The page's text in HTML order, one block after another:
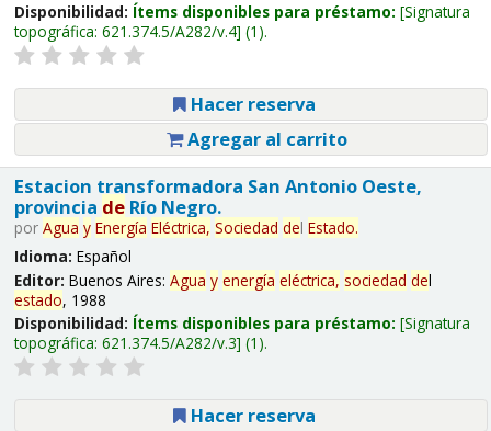
Disponibilidad: Ítems disponibles para préstamo: Signatura
topográfica: 621.374.5/A282/v.4 (1).
Hacer reserva
Agregar al carrito
Estacion transformadora San Antonio Oeste,
provincia deRío Negro.
por Agua y Energía Eléctrica, Sociedad del Estado.
Idioma: Español
Editor: Buenos Aires: Agua y energía eléctrica, sociedad del
estado, 1988
Disponibilidad: Ítems disponibles para préstamo: Signatura
topográfica: 621.374.5/A282/v.3 (1).
Hacer reserva